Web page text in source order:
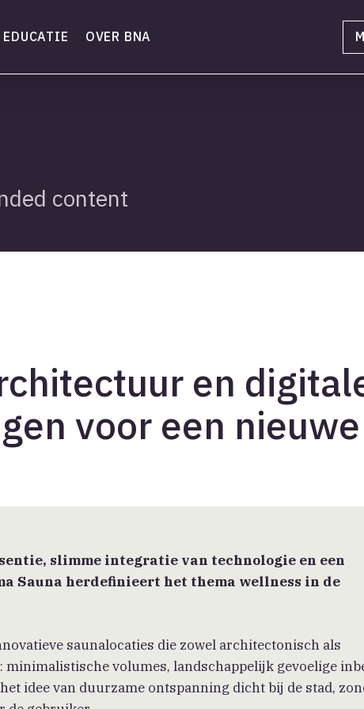
EDUCATIE OVER BNA
content
en
voor een nieuwe
slimme integratie van technologie en een
Sauna herdefinieert het thema wellness in de
saunalocaties die zowel architectonisch als
minimalistische volumes, landschappelijk gevoelige
idee van duurzame ontspanning dicht bij de stad,